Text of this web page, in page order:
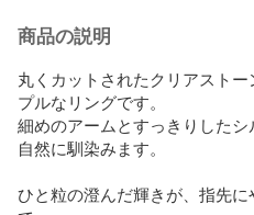
商品の説明
丸くカットされたクリアスト
プルなリングです。
細めのアームとすっきりした
自然に馴染みます。
ひと粒の澄んだ輝きが、指先